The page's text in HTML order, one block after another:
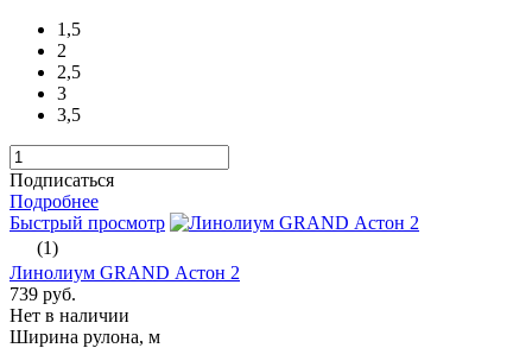
1,5
2
2,5
3
3,5
Подписаться
Подробнее
Быстрый просмотр
(1)
Линолиум GRAND Астон 2
739 руб.
Нет в наличии
Ширина рулона, м